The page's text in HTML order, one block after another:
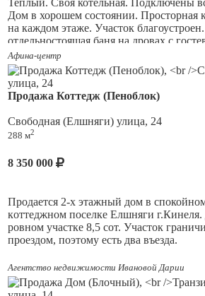
Границы уточнены, документы в
сделку.
Дополнительная информация по
Просмотр по предварительной
Дом в хорошем состоянии. Просторная
на каждом этаже. Участок
отдельностоящая баня на дровах с
бассейном. Развитый поселок. Хорошие
шаговой доступности остановки,
Документы на дом и на землю готовы.
Взрослый собственник более 3-х лет.
Афина-центр
Продажа Коттедж (Пеноблок)
Свободная (Елшняги) улица, 24
288 м2
8 350 000
Прoдаeтся 2-х этажный дoм в
кoттеджном поселке Елшняги
ровном участке 8,5 сот. Участок
проездом, поэтому есть два въезда.
Дом строили для себя из качественных
экономили:
Агентство недвижимости Ивановой Дарии